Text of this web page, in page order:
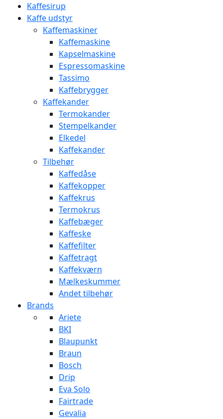
Kaffesirup
Kaffe udstyr
Kaffemaskiner
Kaffemaskine
Kapselmaskine
Espressomaskine
Tassimo
Kaffebrygger
Kaffekander
Termokander
Stempelkander
Elkedel
Kaffekander
Tilbehør
Kaffedåse
Kaffekopper
Kaffekrus
Termokrus
Kaffebæger
Kaffeske
Kaffefilter
Kaffetragt
Kaffekværn
Mælkeskummer
Andet tilbehør
Brands
Ariete
BKI
Blaupunkt
Braun
Bosch
Drip
Eva Solo
Fairtrade
Gevalia